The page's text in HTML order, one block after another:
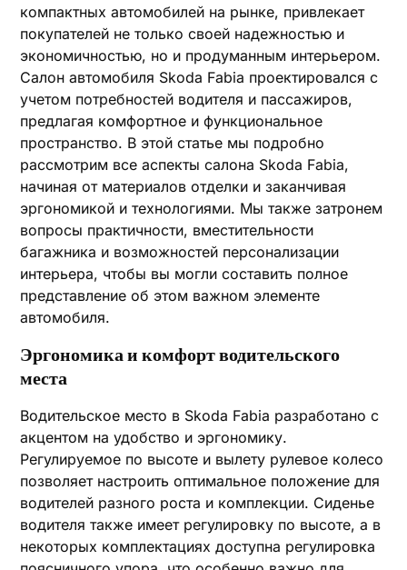
компактных автомобилей на рынке, привлекает
покупателей не только своей надежностью и
экономичностью, но и продуманным интерьером.
Салон автомобиля Skoda Fabia проектировался с
учетом потребностей водителя и пассажиров,
предлагая комфортное и функциональное
пространство. В этой статье мы подробно
рассмотрим все аспекты салона Skoda Fabia,
начиная от материалов отделки и заканчивая
эргономикой и технологиями. Мы также затронем
вопросы практичности, вместительности
багажника и возможностей персонализации
интерьера, чтобы вы могли составить полное
представление об этом важном элементе
автомобиля.
Эргономика и комфорт водительского
места
Водительское место в Skoda Fabia разработано с
акцентом на удобство и эргономику.
Регулируемое по высоте и вылету рулевое колесо
позволяет настроить оптимальное положение для
водителей разного роста и комплекции. Сиденье
водителя также имеет регулировку по высоте, а в
некоторых комплектациях доступна регулировка